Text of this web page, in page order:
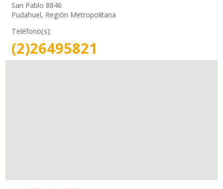
San Pablo 8846
Pudahuel, Región Metropolitana
Teléfono(s):
(2)26495821